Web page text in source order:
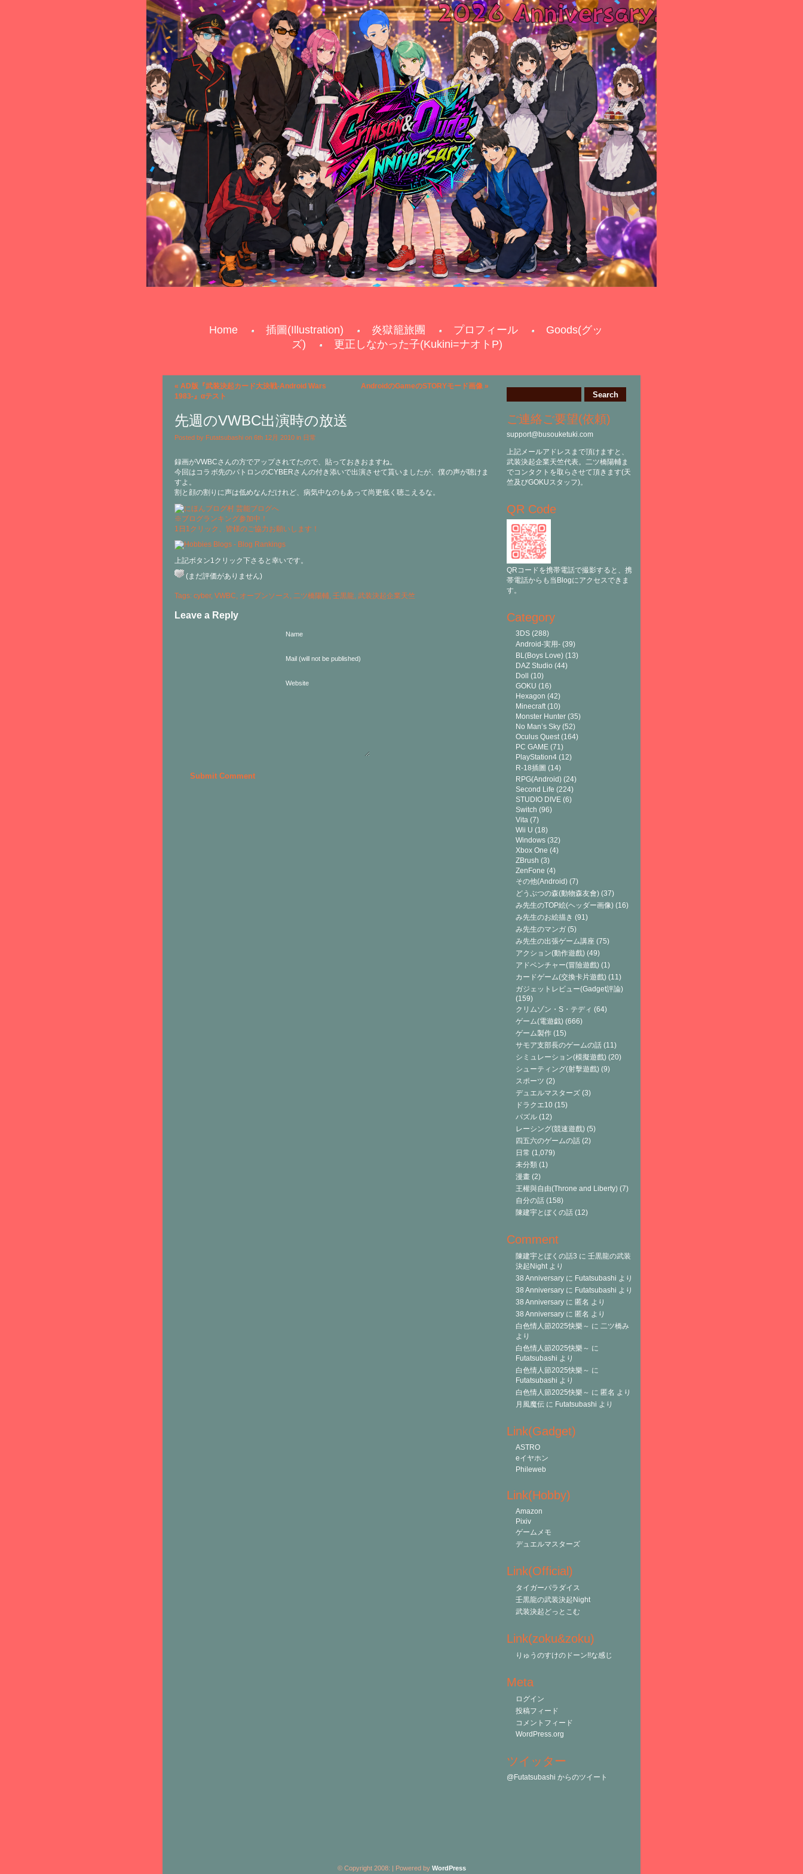
Home 插圖(Illustration) 炎獄籠旅團 プロフィール
Goods(グッ
ズ)
更正しなかった子(Kukini=ナオトP)
« AD版『武装決起カード大決戦-Android Wars
1983-』αテスト
AndroidのGameのSTORYモード画像 »
先週のVWBC出演時の放送
Posted by Futatsubashi on 6th 12月 2010 in 日常
録画がVWBCさんの方でアップされてたので、貼っておきおますね。
今回はコラボ先のパトロンのCYBERさんの付き添いで出演させて貰いましたが、僕の声が聴けま
すよ。
割と顔の割りに声は低めなんだけれど、病気中なのもあって尚更低く聴こえるな。
※ブログランキング参加中！
1日1クリック、皆様のご協力お願いします！
上記ボタン1クリック下さると幸いです。
(まだ評価がありません)
Tags: cyber, VWBC, オープンソース, 二ツ橋陽輔, 壬黒龍, 武装決起企業天竺
Leave a Reply
Name
Mail (will not be published)
Website
ご連絡ご要望(依頼)
support@busouketuki.com
上記メールアドレスまで頂けますと、
武装決起企業天竺代表。二ツ橋陽輔ま
でコンタクトを取らさせて頂きます(天
竺及びGOKUスタッフ)。
QR Code
QRコードを携帯電話で撮影すると、携
帯電話からも当Blogにアクセスできま
す。
Category
3DS (288)
Android-実用- (39)
BL(Boys Love) (13)
DAZ Studio (44)
Doll
(10)
GOKU (16)
Hexagon (42)
Minecraft(10)
Monster Hunter (35)
No Man’s Sky (52)
Oculus Quest(164)
PC GAME (71)
PlayStation4 (12)
R-18插圖 (14)
RPG(Android) (24)
Second Life (224)
STUDIO DIVE (6)
Switch (96)
Vita (7)
Wii U (18)
Windows (32)
Xbox One (4)
ZBrush (3)
ZenFone (4)
その他(Android) (7)
どうぶつの森(動物森友會) (37)
み先生のTOP絵(ヘッダー画像) (16)
み先生のお絵描き (91)
み先生のマンガ (5)
み先生の出張ゲーム講座 (75)
アクション(動作遊戲) (49)
アドベンチャー(冒險遊戲) (1)
カードゲーム(交換卡片遊戲) (11)
ガジェットレビュー(Gadget評論)
(159)
クリムゾン・S・テディ (64)
ゲーム(電遊戯) (666)
ゲーム製作 (15)
サモア支部長のゲームの話 (11)
シミュレーション(模擬遊戲) (20)
シューティング(射擊遊戲) (9)
スポーツ (2)
デュエルマスターズ (3)
ドラクエ10 (15)
パズル (12)
レーシング(競速遊戲) (5)
四五六のゲームの話 (2)
日常 (1,079)
未分類 (1)
漫畫 (2)
王權與自由(Throne and Liberty) (7)
自分の話 (158)
陳建宇とぼくの話 (12)
Comment
陳建宇とぼくの話3 に 壬黒龍の武装
決起Nightより
38 Anniversary に Futatsubashi より
38 Anniversary に Futatsubashi より
38 Anniversary に 匿名 より
38 Anniversary に 匿名 より
白色情人節2025快樂～ に 二ツ橋み
より
白色情人節2025快樂～ に
Futatsubashi より
白色情人節2025快樂～ に
Futatsubashi より
白色情人節2025快樂～ に 匿名 より
月風魔伝 に Futatsubashi より
Link(Gadget)
ASTRO
eイヤホン
Phileweb
Link(Hobby)
Amazon
Pixiv
ゲームメモ
デュエルマスターズ
Link(Official)
タイガーパラダイス
壬黒龍の武装決起Night
武装決起どっとこむ
Link(zoku&zoku)
りゅうのすけのドーン!!な感じ
Meta
ログイン
投稿フィード
コメントフィード
WordPress.org
ツイッター
@Futatsubashi からのツイート
© Copyright 2008: | Powered by WordPress